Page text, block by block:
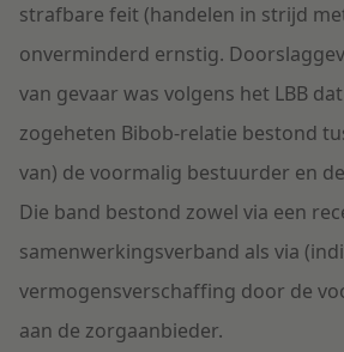
strafbare feit (handelen in strijd
onverminderd ernstig.
van gevaar was volgens het LBB
zogeheten Bibob-relatie bestond
van) de voormalig bestuurder en
Die band bestond zowel via een
samenwerkingsverband als via
vermogensverschaffing door de
aan de zorgaanbieder.